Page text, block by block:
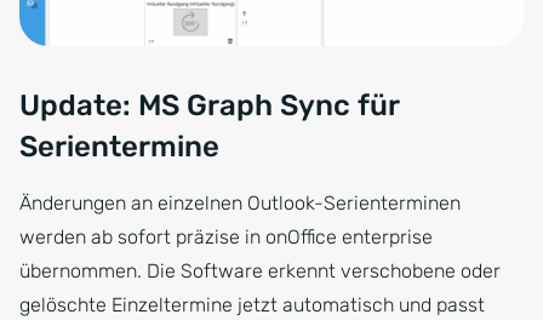
Update: MS Graph Sync für
Serientermine
Änderungen an einzelnen Outlook-Serienterminen
werden ab sofort präzise in onOffice enterprise
übernommen. Die Software erkennt verschobene oder
gelöschte Einzeltermine jetzt automatisch und passt